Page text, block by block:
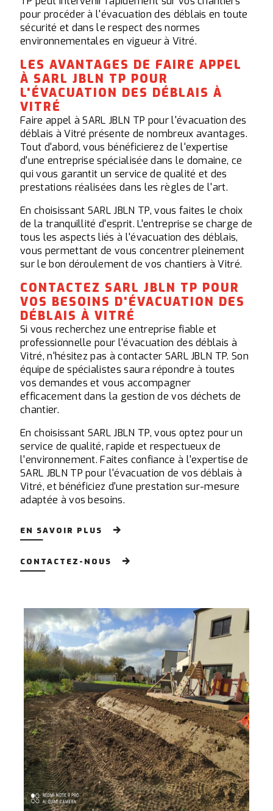
pour procéder à l'évacuation des déblais en toute
sécurité et dans le respect des normes
environnementales en vigueur à Vitré.
LES AVANTAGES DE FAIRE APPEL
À SARL JBLN TP POUR
L'ÉVACUATION DES DÉBLAIS À
VITRÉ
Faire appel à SARL JBLN TP pour l'évacuation des
déblais à Vitré présente de nombreux avantages.
Tout d'abord, vous bénéficierez de l'expertise
d'une entreprise spécialisée dans le domaine, ce
qui vous garantit un service de qualité et des
prestations réalisées dans les règles de l'art.
En choisissant SARL JBLN TP, vous faites le choix
de la tranquillité d'esprit. L'entreprise se charge de
tous les aspects liés à l'évacuation des déblais,
vous permettant de vous concentrer pleinement
sur le bon déroulement de vos chantiers à Vitré.
CONTACTEZ SARL JBLN TP POUR
VOS BESOINS D'ÉVACUATION DES
DÉBLAIS À VITRÉ
Si vous recherchez une entreprise fiable et
professionnelle pour l'évacuation des déblais à
Vitré, n'hésitez pas à contacter SARL JBLN TP. Son
équipe de spécialistes saura répondre à toutes
vos demandes et vous accompagner
efficacement dans la gestion de vos déchets de
chantier.
En choisissant SARL JBLN TP, vous optez pour un
service de qualité, rapide et respectueux de
l'environnement. Faites confiance à l'expertise de
SARL JBLN TP pour l'évacuation de vos déblais à
Vitré, et bénéficiez d'une prestation sur-mesure
adaptée à vos besoins.
EN SAVOIR PLUS
CONTACTEZ-NOUS